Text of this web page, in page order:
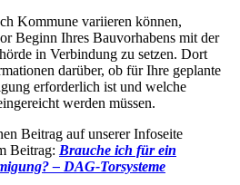
Kommune variieren können,
Beginn Ihres Bauvorhabens mit der
in Verbindung zu setzen. Dort
darüber, ob für Ihre geplante
erforderlich ist und welche
werden müssen.
Beitrag auf unserer Infoseite
Beitrag: Brauche ich für ein
– DAG-Torsysteme